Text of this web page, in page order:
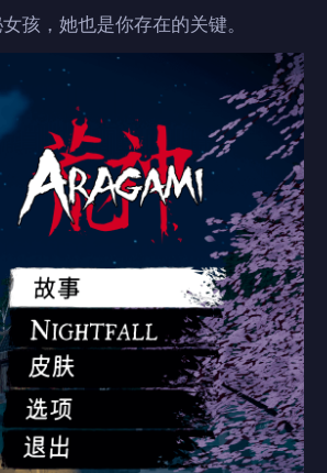
孩，她也是你存在的关键。